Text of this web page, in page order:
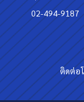
02-494-9187
ติดต่อ